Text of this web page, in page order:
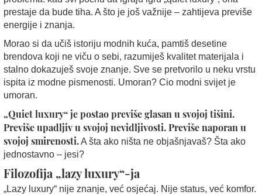
prestaje da bude tiha. A što je još važnije – zahtijeva previše
energije i znanja.
Morao si da učiš istoriju modnih kuća, pamtiš desetine
brendova koji ne viču o sebi, razumiješ kvalitet materijala i
stalno dokazuješ svoje znanje. Sve se pretvorilo u neku vrstu
ispita iz modne pismenosti. Umoran? Cio modni svijet je
umoran.
„Quiet luxury“ je postao previše glasan u svojoj tišini.
Previše upadljiv u svojoj nevidljivosti. Previše naporan u
svojoj smirenosti.A šta ako ništa ne objašnjavaš? Šta ako
jednostavno – jesi?
Filozofija „lazy luxury“-ja
„Lazy luxury“ nije znanje, već osjećaj. Nije status, već komfor.